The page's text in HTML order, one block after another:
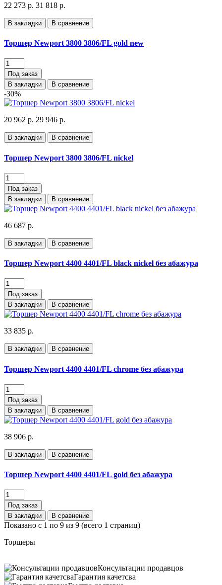
22 273 р. 31 818 р.
В закладки В сравнение
Торшер Newport 3800 3806/FL gold new
Под заказ
В закладки
В сравнение
-30%
20 962 р. 29 946 р.
В закладки В сравнение
Торшер Newport 3800 3806/FL nickel
Под заказ
В закладки
В сравнение
46 687 р.
В закладки В сравнение
Торшер Newport 4400 4401/FL black nickel без абажура
Под заказ
В закладки
В сравнение
33 835 р.
В закладки В сравнение
Торшер Newport 4400 4401/FL chrome без абажура
Под заказ
В закладки
В сравнение
38 906 р.
В закладки В сравнение
Торшер Newport 4400 4401/FL gold без абажура
Под заказ
В закладки
В сравнение
Показано с 1 по 9 из 9 (всего 1 страниц)
Торшеры
Консультации продавцов
Гарантия качетсва